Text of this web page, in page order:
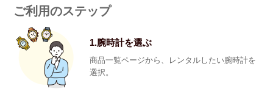
ご利用のステップ
1.腕時計を選ぶ
商品一覧ページから、レンタルしたい腕時計を
選択。